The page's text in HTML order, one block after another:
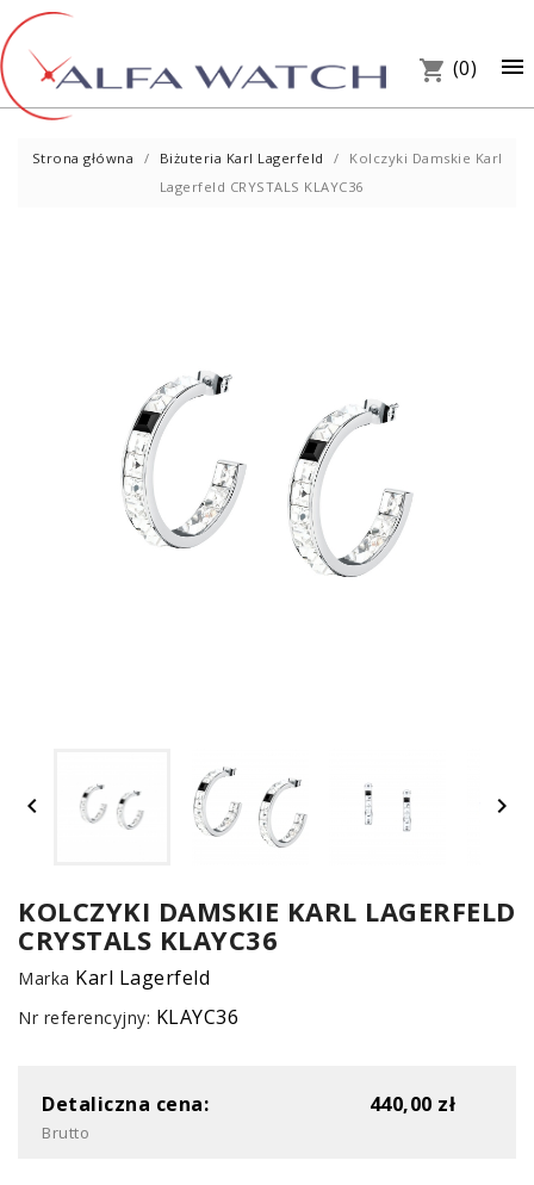

shopping_cart (0)
Strona główna Biżuteria Karl Lagerfeld
Kolczyki Damskie Karl
Lagerfeld CRYSTALS KLAYC36
 
KOLCZYKI DAMSKIE KARL LAGERFELD
CRYSTALS KLAYC36
Marka Karl Lagerfeld
Nr referencyjny: KLAYC36
Detaliczna cena: 440,00 zł
Brutto